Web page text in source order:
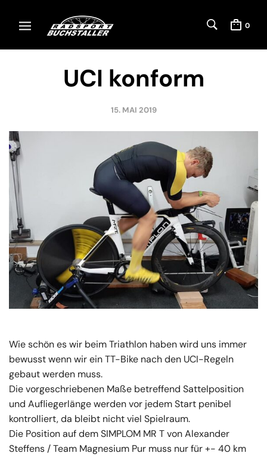
0
UCI konform
15. MAI 2019
Wie schön es wir beim Triathlon haben wird uns immer
bewusst wenn wir ein TT-Bike nach den UCI-Regeln
gebaut werden muss.
Die vorgeschriebenen Maße betreffend Sattelposition
und Aufliegerlänge werden vor jedem Start penibel
kontrolliert, da bleibt nicht viel Spielraum.
Die Position auf dem SIMPLOM MR T von Alexander
Steffens / Team Magnesium Pur muss nur für +- 40 km